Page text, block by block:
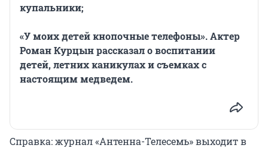
купальники;
«У моих детей кнопочные телефоны». Актер
Роман Курцын рассказал о воспитании
детей, летних каникулах и съемках с
настоящим медведем.
Справка: журнал «Антенна-Телесемь» выходит в